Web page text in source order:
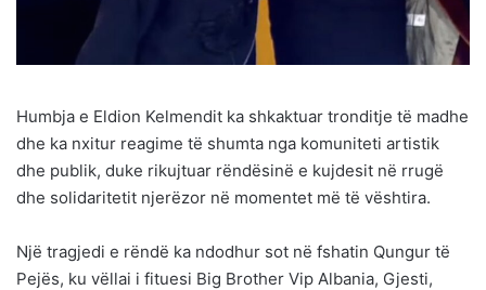
Humbja e Eldion Kelmendit ka shkaktuar tronditje të madhe
dhe ka nxitur reagime të shumta nga komuniteti artistik
dhe publik, duke rikujtuar rëndësinë e kujdesit në rrugë
dhe solidaritetit njerëzor në momentet më të vështira.
Një tragjedi e rëndë ka ndodhur sot në fshatin Qungur të
Pejës, ku vëllai i fituesi Big Brother Vip Albania, Gjesti,